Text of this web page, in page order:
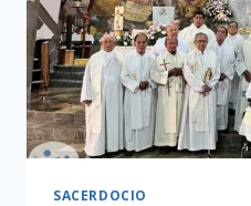
SACERDOCIO